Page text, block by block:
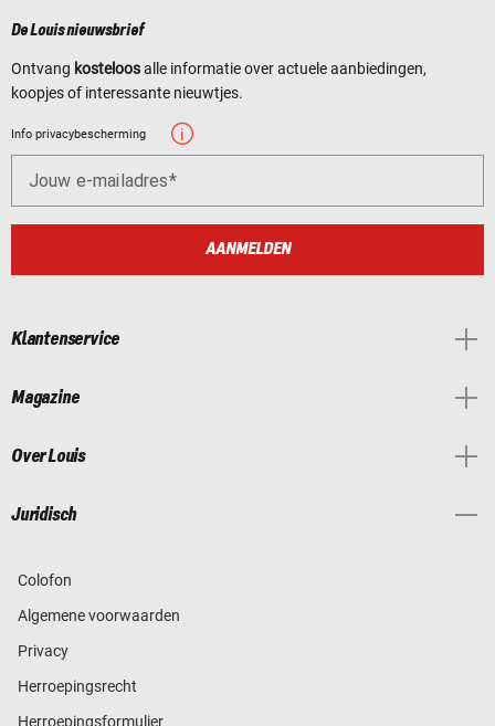
De Louis nieuwsbrief
Ontvang kosteloosalle informatie over actuele aanbiedingen,
koopjes of interessante nieuwtjes.
Info privacybescherming
Jouw e-mailadres
AANMELDEN
Klantenservice
Magazine
Over Louis
Juridisch
Colofon
Algemene voorwaarden
Privacy
Herroepingsrecht
Herroepingsformulier